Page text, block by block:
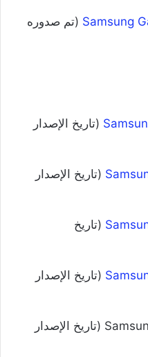
Samsung (تم صدوره
(تاريخ الإصدار
(تاريخ الإصدار
(تاريخ
(تاريخ الإصدار
‌هاتف Samsung Galaxy A34 (تاريخ الإصدار